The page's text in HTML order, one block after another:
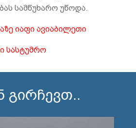
სამწუხარო უწოდა.
იაფი ავიაბილეთი
სასტუმრო
გირჩევთ..